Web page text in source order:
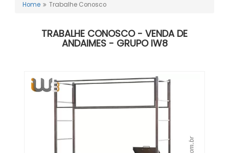
Home Trabalhe Conosco
TRABALHE CONOSCO - VENDA DE
ANDAIMES - GRUPO IW8